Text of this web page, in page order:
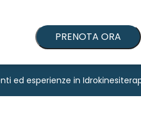
PRENOTA ORA
ed esperienze in